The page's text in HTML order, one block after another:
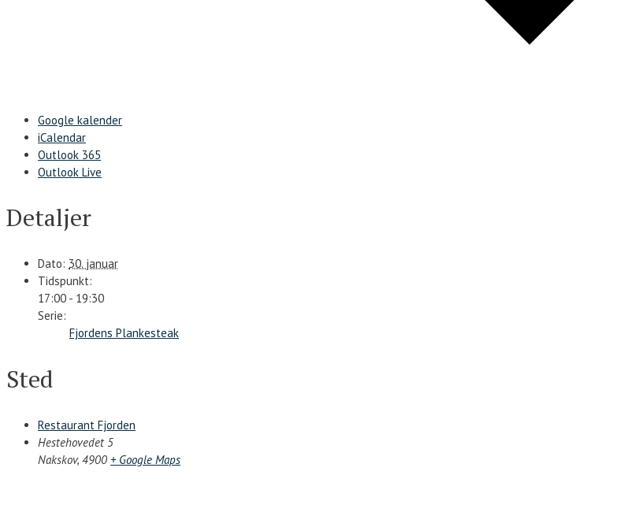
Google kalender
iCalendar
Outlook 365
Outlook Live
Detaljer
Dato: 30. januar
Tidspunkt:
17:00 - 19:30
Serie:
Fjordens Plankesteak
Sted
Restaurant Fjorden
Hestehovedet 5
Nakskov, 4900 + Google Maps